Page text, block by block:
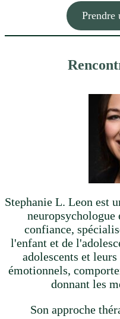
Prendre
Stephanie L. Leon est
neuropsychologue
confiance,
l'enfant et de
adolescents et
émotionnels,
donnant les
Son approche